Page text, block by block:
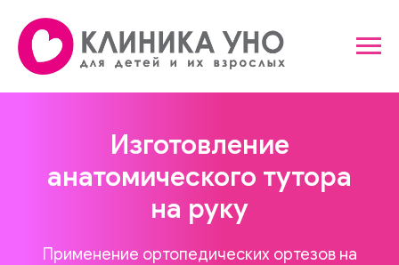
Изготовление
анатомического тутора
на руку
Применение ортопедических ортезов на